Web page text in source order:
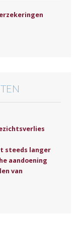
steeds langer
aandoening
van